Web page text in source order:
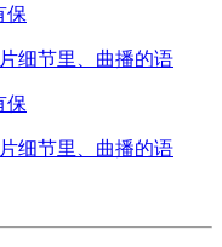
保
细节里、曲播的语
保
细节里、曲播的语